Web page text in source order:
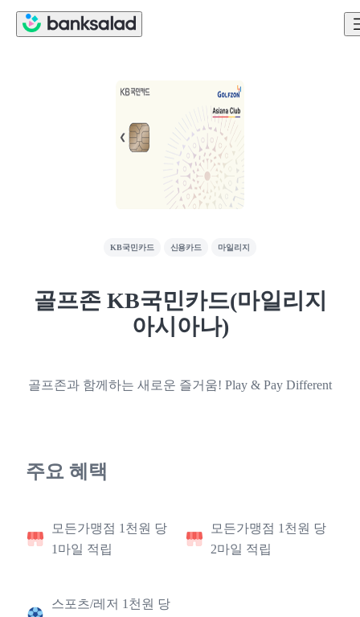
KB국민카드 신용카드 마일리지
골프존 KB국민카드(마일리지
아시아나)
골프존과 함께하는 새로운 즐거움! Play & Pay Different
주요 혜택
모든가맹점 1천원 당
1마일 적립
모든가맹점 1천원 당
2마일 적립
스포츠/레저 1천원 당